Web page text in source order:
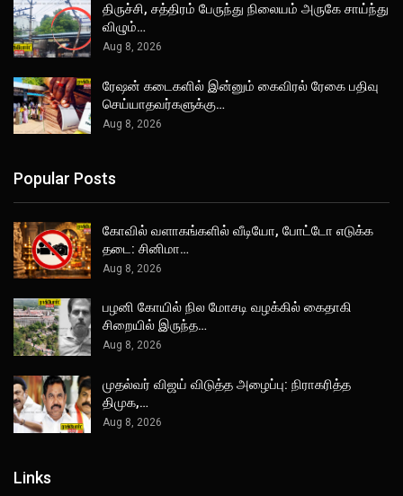
திருச்சி, சத்திரம் பேருந்து நிலையம் அருகே சாய்ந்து
விழும்…
Aug 8, 2026
ரேஷன் கடைகளில் இன்னும் கைவிரல் ரேகை பதிவு
செய்யாதவர்களுக்கு…
Aug 8, 2026
Popular Posts
கோவில் வளாகங்களில் வீடியோ, போட்டோ எடுக்க
தடை: சினிமா…
Aug 8, 2026
பழனி கோயில் நில மோசடி வழக்கில் கைதாகி
சிறையில் இருந்த…
Aug 8, 2026
முதல்வர் விஜய் விடுத்த அழைப்பு: நிராகரித்த
திமுக,…
Aug 8, 2026
Links